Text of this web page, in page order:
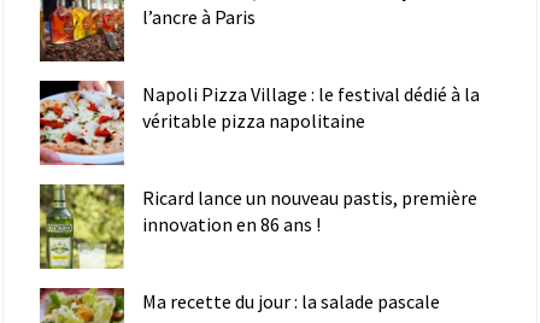
l’ancre à Paris
Napoli Pizza Village : le festival dédié à la
véritable pizza napolitaine
Ricard lance un nouveau pastis, première
innovation en 86 ans !
Ma recette du jour : la salade pascale